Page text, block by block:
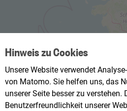
Hinweis zu Cookies
Unsere Website verwendet
von Matomo. Sie helfen uns, das
unserer Seite besser zu
Benutzerfreundlichkeit unserer